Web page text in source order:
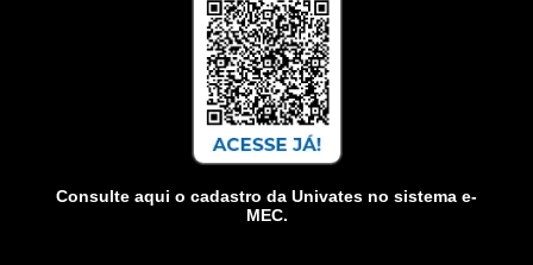
Consulte aqui o cadastro da Univates no sistema e-
MEC.